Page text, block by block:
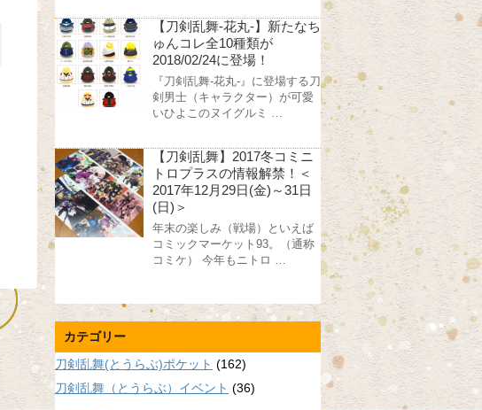
【刀剣乱舞-花丸-】新たなち
ゅんコレ全10種類が
2018/02/24に登場！
『刀剣乱舞-花丸-』に登場する刀
剣男士（キャラクター）が可愛
いひよこのヌイグルミ …
【刀剣乱舞】2017冬コミニ
トロプラスの情報解禁！＜
2017年12月29日(金)～31日
(日)＞
年末の楽しみ（戦場）といえば
コミックマーケット93。（通称
コミケ） 今年もニトロ …
カテゴリー
刀剣乱舞(とうらぶ)ポケット (162)
刀剣乱舞（とうらぶ）イベント (36)